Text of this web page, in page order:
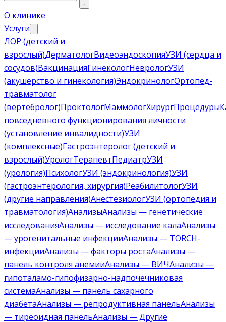
О клинике
Услуги
ЛОР (детский и
взрослый)ДерматологВидеоэндоскопияУЗИ (сердца и
сосудов)ВакцинацияГинекологНеврологУЗИ
(акушерство и гинекология)ЭндокринологОртопед-
травматолог
(вертебролог)ПроктологМаммологХирургПроцедуры
повседневного функционирования личности
(установление инвалидности)УЗИ
(комплексные)Гастроэнтеролог (детский и
взрослый)УрологТерапевтПедиатрУЗИ
(урология)ПсихологУЗИ (эндокринология)УЗИ
(гастроэнтерология, хирургия)РеабилитологУЗИ
(другие направления)АнестезиологУЗИ (ортопедия и
травматология)АнализыАнализы — генетические
исследованияАнализы — исследование калаАнализы
— урогенитальные инфекцииАнализы — TORCH-
инфекцииАнализы — факторы ростаАнализы —
панель контроля анемииАнализы — ВИЧАнализы —
гипоталамо-гипофизарно-надпочечниковая
системаАнализы — панель сахарного
диабетаАнализы — репродуктивная панельАнализы
— тиреоидная панельАнализы — Другие